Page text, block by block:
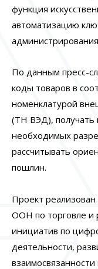
функция
автоматизацию
По данным пресс-
коды товаров в
номенклатурой
(ТН ВЭД),
необходимых
рассчитывать
пошлин.
Проект
ООН по торговле
инициатив по
деятельности,